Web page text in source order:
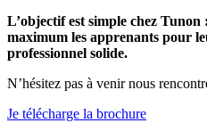
L’objectif est simple chez
maximum les apprenants pour
professionnel solide.
N’hésitez pas à venir nous
Je télécharge la brochure